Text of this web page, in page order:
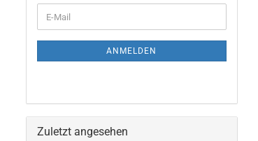
ANMELDEN
Zuletzt angesehen